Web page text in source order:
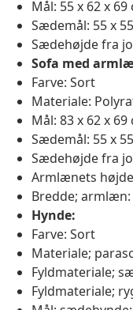
Mål: 55 x 62 x 69
Sædemål: 55 x
Sædehøjde fra
Sofa med
Farve: Sort
Materiale:
Mål: 83 x 62 x 69
Sædemål: 55 x
Sædehøjde fra
Armlænets
Bredde; armlæn:
Hynde:
Farve: Sort
Materiale;
Fyldmateriale;
Fyldmateriale;